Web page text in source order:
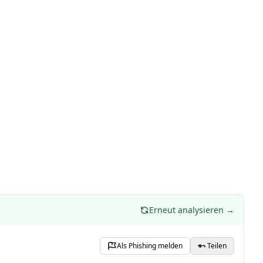
Erneut analysieren →
Als Phishing melden Teilen